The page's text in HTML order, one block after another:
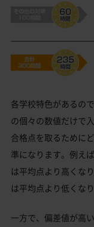
各学校特色があるの
の個々の数値だけで
合格点を取るために
準になります。例え
は平均点より高くな
は平均点より低くなり
一方で、偏差値が高